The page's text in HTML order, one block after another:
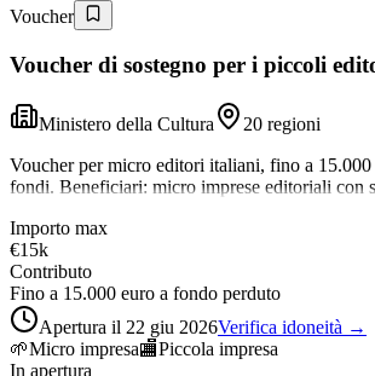
Voucher
Voucher di sostegno per i piccoli
Ministero della Cultura
20 regioni
Voucher per micro editori italiani, fino a
fondi. Beneficiari: micro imprese editoriali con
Importo max
€15k
Contributo
Fino a 15.000 euro a fondo perduto
Apertura il 22 giu 2026Verifica idoneità →
🌱Micro impresa🏬Piccola impresa
In apertura